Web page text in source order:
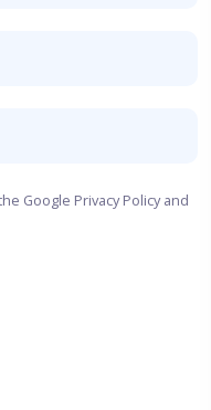
Google Privacy Policyand